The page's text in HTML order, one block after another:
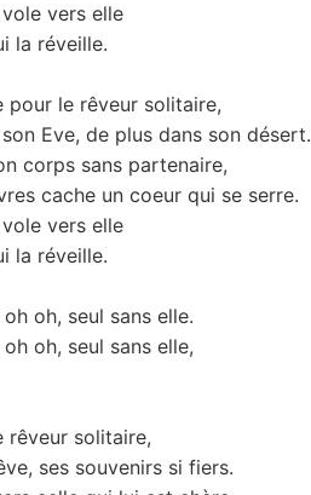
vers elle
la réveille.
pour le rêveur solitaire,
Eve, de plus dans son désert.
corps sans partenaire,
cache un coeur qui se serre.
vers elle
la réveille.
oh, seul sans elle.
oh, seul sans elle,
rêveur solitaire,
ses souvenirs si fiers.